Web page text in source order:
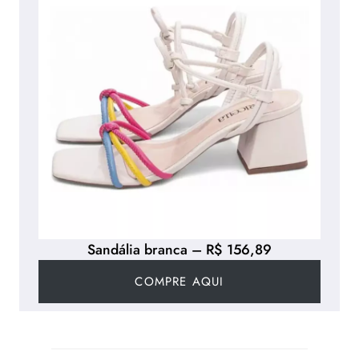
Sandália branca – R$ 156,89
COMPRE AQUI